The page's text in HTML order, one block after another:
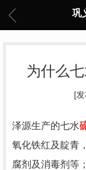
巩
为什么
[
泽源生产的七水
氧化铁红及靛青
腐剂及消毒剂等